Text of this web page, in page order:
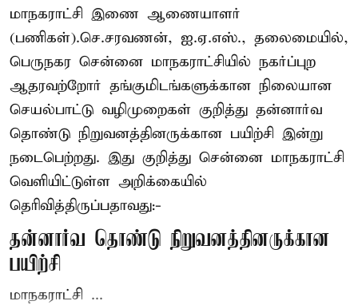
மாநகராட்சி இணை ஆணையாளர்
(பணிகள்).செ.சரவணன், ஐ.ஏ.எஸ்., தலைமையில்,
பெருநகர சென்னை மாநகராட்சியில் நகர்ப்புற
ஆதரவற்றோர் தங்குமிடங்களுக்கான நிலையான
செயல்பாட்டு வழிமுறைகள் குறித்து தன்னார்வ
தொண்டு நிறுவனத்தினருக்கான பயிற்சி இன்று
நடைபெற்றது. இது குறித்து சென்னை மாநகராட்சி
வெளியிட்டுள்ள அறிக்கையில்
தெரிவித்திருப்பதாவது:-
தன்னார்வ தொண்டு நிறுவனத்தினருக்கான
பயிற்சி
மாநகராட்சி ...